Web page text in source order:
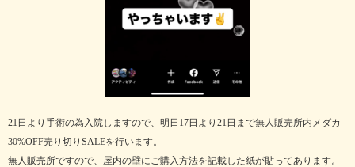
21日より手術の為入院しますので、明日17日より21日まで無人販売所内メダカ
30%OFF売り切りSALEを行います。
無人販売所ですので、屋内の壁にご購入方法を記載した紙が貼ってあります。